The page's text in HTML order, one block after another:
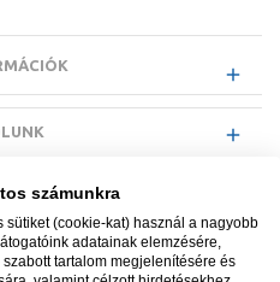
számunkra
(cookie-kat) használ a nagyobb
adatainak elemzésére,
tartalom megjelenítésére és